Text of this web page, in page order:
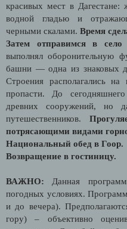
красивых мест в Дагестане:
водной гладью и
черными скалами. Время
Затем отправимся в село
выполнял оборонительную
башни — одна из знаковых
Строения располагались
пропасти. До
древних сооружений, но
путешественников.
потрясающими видами
Национальный обед в Гоор.
Возвращение в гостиницу.
ВАЖНО: Данная
погодных условиях.
и до вечера).
гору) – объективно